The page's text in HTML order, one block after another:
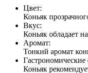
Цвет:
Коньяк
Вкус:
Коньяк обладает
Аромат:
Тонкий аромат
Гастрономические
Коньяк